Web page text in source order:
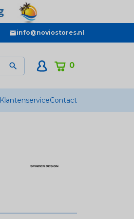
info@noviostores.nl
0

KlantenserviceContact